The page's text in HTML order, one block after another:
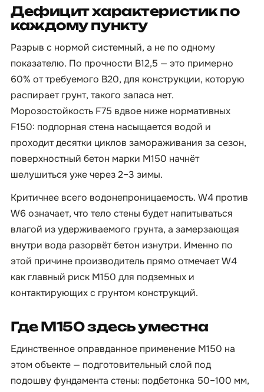
Дефицит характеристик по
каждому пункту
Разрыв с нормой системный, а не по одному
показателю. По прочности B12,5 — это примерно
60% от требуемого B20, для конструкции, которую
распирает грунт, такого запаса нет.
Морозостойкость F75 вдвое ниже нормативных
F150: подпорная стена насыщается водой и
проходит десятки циклов замораживания за сезон,
поверхностный бетон марки М150 начнёт
шелушиться уже через 2–3 зимы.
Критичнее всего водонепроницаемость. W4 против
W6 означает, что тело стены будет напитываться
влагой из удерживаемого грунта, а замерзающая
внутри вода разорвёт бетон изнутри. Именно по
этой причине производитель прямо отмечает W4
как главный риск М150 для подземных и
контактирующих с грунтом конструкций.
Где М150 здесь уместна
Единственное оправданное применение М150 на
этом объекте — подготовительный слой под
подошву фундамента стены: подбетонка 50–100 мм,